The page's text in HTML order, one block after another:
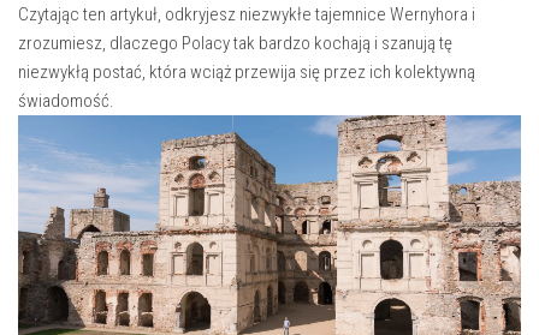
Czytając ⁢ten⁤ artykuł, odkryjesz ⁣niezwykłe tajemnice Wernyhora i ​
zrozumiesz, dlaczego Polacy tak bardzo ⁤kochają‌ i szanują tę ​
niezwykłą‌ postać, która wciąż ⁣przewija‌ się przez ich kolektywną
świadomość.